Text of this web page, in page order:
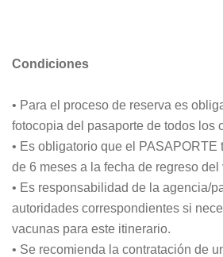
Condiciones
• Para el proceso de reserva es
fotocopia del pasaporte de todos los
• Es obligatorio que el PASAPORTE
de 6 meses a la fecha de regreso del
• Es responsabilidad de la agencia/
autoridades correspondientes si
vacunas para este itinerario.
• Se recomienda la contratación de